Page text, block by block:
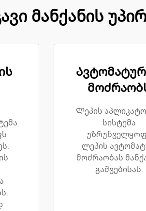
მანქანის
Ლეპის
სისტემა
ლეპის
მოძრაობას
გაშვებისას.